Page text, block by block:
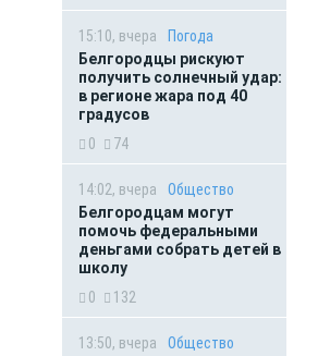
15:10, вчера
Погода
Белгородцы рискуют
получить солнечный удар:
в регионе жара под 40
градусов
0
74
14:02, вчера
Общество
Белгородцам могут
помочь федеральными
деньгами собрать детей в
школу
0
132
13:50, вчера
Общество